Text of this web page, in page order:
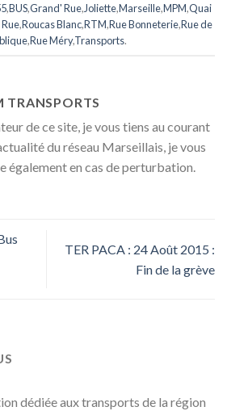
,BUS,Grand' Rue,Joliette,Marseille,MPM,Quai
,Roucas Blanc,RTM,Rue Bonneterie,Rue de
,Rue Méry,Transports.
TRANSPORTS
de ce site, je vous tiens au courant
du réseau Marseillais, je vous
également en cas de perturbation.
TER PACA : 24 Août 2015 :
Fin de la grève
dédiée aux transports de la région